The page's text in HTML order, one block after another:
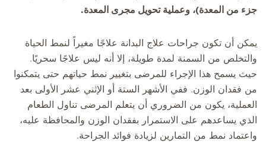
جزء من المعدة)، وعملية تحويل مجرى المعدة.
يمكن أن تكون جراحات علاج البدانة علاجًا مغيراً لنمط الحياة
والتخلص من السمنة لمدة طويلة، إلا أنه ليس علاجًا سحريًا.
حيث يسمح هذا الإجراء للمرضى بتغيير نمط حياتهم حتى يتمكنوا
من فقدان الوزن. ففي الأشهر الستة أو الإثني عشر الأولى بعد
العملية، يكون من الضروري أن يتعلم المرضى تناول الطعام
الذي يساعدهم على الاستمرار بفقدان الوزن والمحافظة عليه،
واعتماد نمط من التمارين لزيادة فوائد الجراحة.